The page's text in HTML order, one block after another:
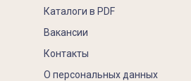
Каталоги в PDF
Вакансии
Контакты
О персональных данных